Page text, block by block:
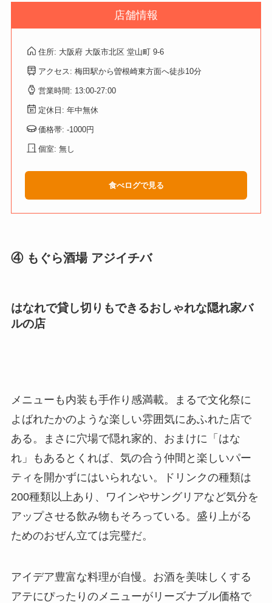
店舗情報
住所: 大阪府 大阪市北区 堂山町 9-6
アクセス: 梅田駅から曽根崎東方面へ徒歩10分
営業時間: 13:00-27:00
定休日: 年中無休
価格帯: -1000円
個室: 無し
食べログで見る
④ もぐら酒場 アジイチバ
はなれで貸し切りもできるおしゃれな隠れ家バ
ルの店
メニューも内装も手作り感満載。まるで文化祭に
よばれたかのような楽しい雰囲気にあふれた店で
ある。まさに穴場で隠れ家的、おまけに「はな
れ」もあるとくれば、気の合う仲間と楽しいパー
ティを開かずにはいられない。ドリンクの種類は
200種類以上あり、ワインやサングリアなど気分を
アップさせる飲み物もそろっている。盛り上がる
ためのおぜん立ては完璧だ。
アイデア豊富な料理が自慢。お酒を美味しくする
アテにぴったりのメニューがリーズナブル価格で